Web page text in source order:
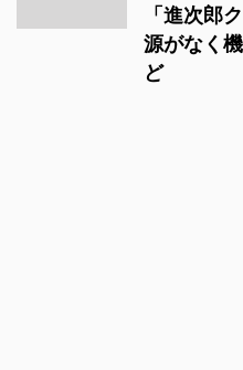
「進次郎
源がなく
ど